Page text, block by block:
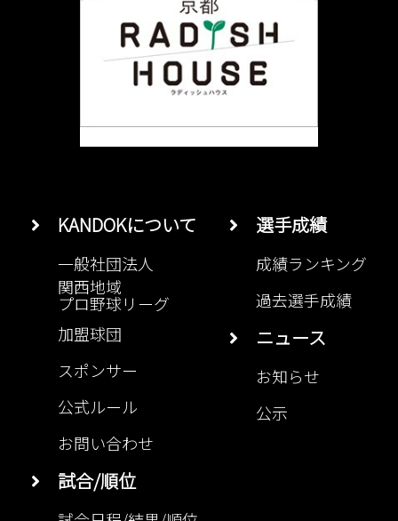
KANDOKについて
一般社団法人
関西地域
プロ野球リーグ
加盟球団
スポンサー
公式ルール
お問い合わせ
試合/順位
選手成績
成績ランキング
過去選手成績
ニュース
お知らせ
公示